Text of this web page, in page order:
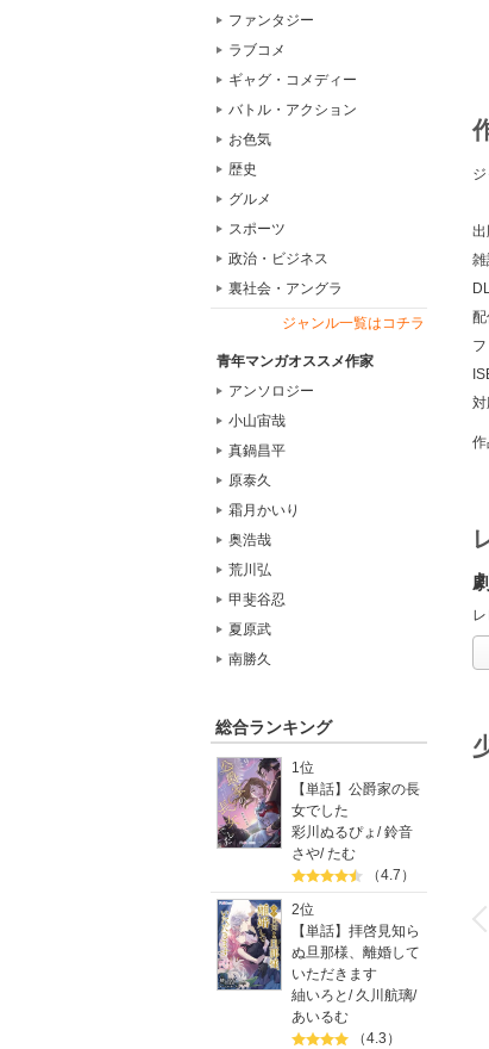
ファンタジー
ラブコメ
ギャグ・コメディー
バトル・アクション
お色気
歴史
グルメ
スポーツ
政治・ビジネス
裏社会・アングラ
ジャンル一覧はコチラ
青年マンガオススメ作家
アンソロジー
小山宙哉
真鍋昌平
原泰久
霜月かいり
奥浩哉
荒川弘
甲斐谷忍
夏原武
南勝久
総合ランキング
1位
【単話】公爵家の長
女でした
彩川ぬるぴょ /鈴音
さや/たむ
（4.7）
2位
【単話】拝啓見知ら
ぬ旦那様、離婚して
いただきます
紬いろと / 久川航璃/
あいるむ
（4.3）
出
配
対
作